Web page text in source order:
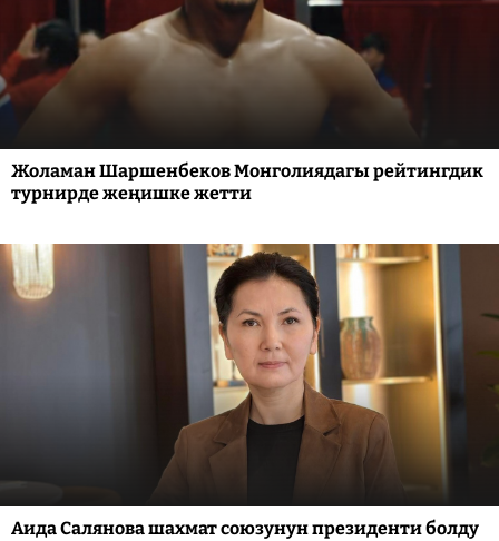
Жоламан Шаршенбеков Монголиядагы рейтингдик
турнирде жеңишке жетти
Аида Салянова шахмат союзунун президенти болду